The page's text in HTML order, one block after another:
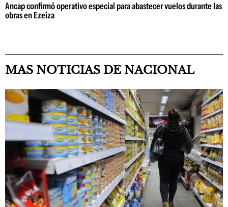
Ancap confirmó operativo especial para abastecer vuelos durante las
obras en Ezeiza
MAS NOTICIAS DE NACIONAL